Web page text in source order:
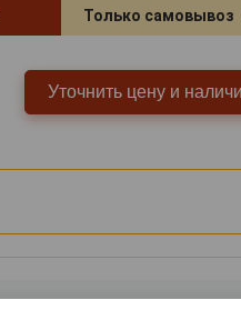
Только самовывоз
Уточнить цену и